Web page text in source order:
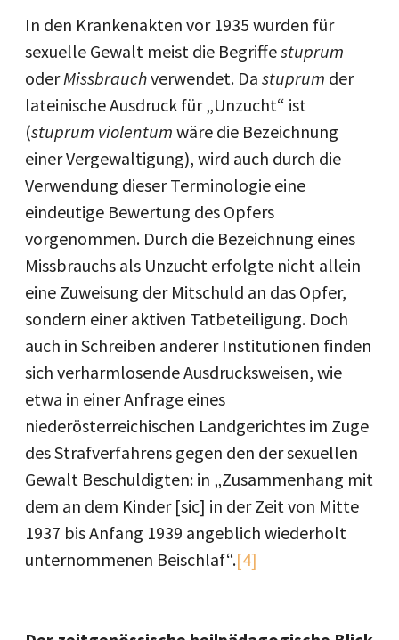
In den Krankenakten vor 1935 wurden für
sexuelle Gewalt meist die Begriffestuprum
oderMissbrauchverwendet. Da stuprum der
lateinische Ausdruck für „Unzucht“ ist
(stuprum violentum wäre die Bezeichnung
einer Vergewaltigung), wird auch durch die
Verwendung dieser Terminologie eine
eindeutige Bewertung des Opfers
vorgenommen. Durch die Bezeichnung eines
Missbrauchs als Unzucht erfolgte nicht allein
eine Zuweisung der Mitschuld an das Opfer,
sondern einer aktiven Tatbeteiligung. Doch
auch in Schreiben anderer Institutionen finden
sich verharmlosende Ausdrucksweisen, wie
etwa in einer Anfrage eines
niederösterreichischen Landgerichtes im Zuge
des Strafverfahrens gegen den der sexuellen
Gewalt Beschuldigten: in „Zusammenhang mit
dem an dem Kinder [sic] in der Zeit von Mitte
1937 bis Anfang 1939 angeblich wiederholt
unternommenen Beischlaf“.[4]